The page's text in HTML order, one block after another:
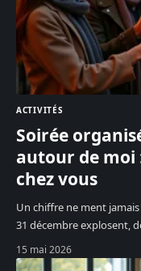
ACTIVITÉS
Soirée
autour de moi
chez vous
Un chiffre ne ment
31 décembre explosent,
15 mai 2026